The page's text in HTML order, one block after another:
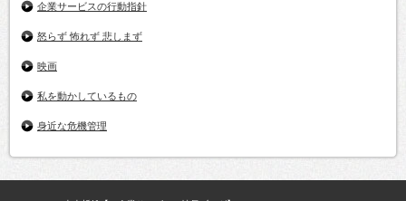
企業サービスの行動指針
怒らず 怖れず 悲しまず
映画
私を動かしているもの
身近な危機管理